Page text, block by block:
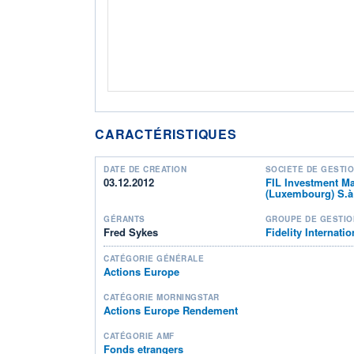
CARACTÉRISTIQUES
DATE DE CRÉATION
03.12.2012
SOCIÉTÉ DE
FIL Investment
(Luxembourg)
GÉRANTS
Fred Sykes
GROUPE DE
Fidelity
CATÉGORIE GÉNÉRALE
Actions Europe
CATÉGORIE MORNINGSTAR
Actions Europe Rendement
CATÉGORIE AMF
Fonds etrangers